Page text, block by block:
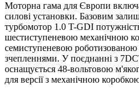
Моторна гама для Європи
силові установки. Базовим
турбомотор 1.0 T-GDI
шестиступеневою механічною
семиступеневою роботизованою
зчепленнями. У поєднанні з
оснащується 48-вольтовою
для версії з механічною